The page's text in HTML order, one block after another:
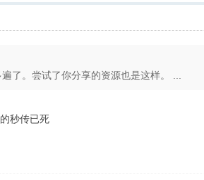
了。尝试了你分享的资源也是这样。 ...
秒传已死